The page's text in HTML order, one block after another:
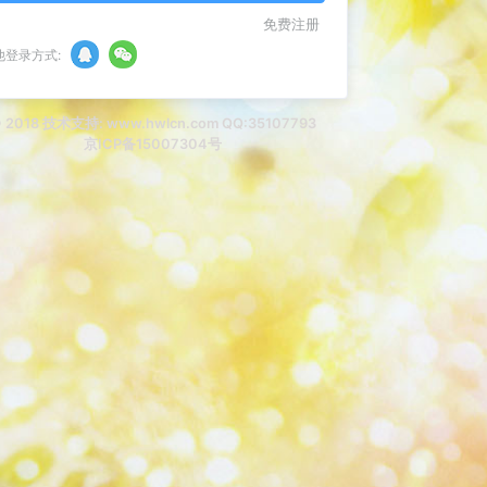
免费注册
登录方式:
技术支持: www.hwlcn.com QQ:35107793
京ICP备15007304号